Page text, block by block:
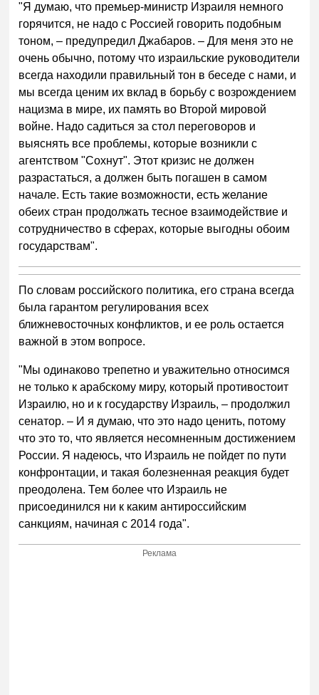
"Я думаю, что премьер-министр Израиля немного
горячится, не надо с Россией говорить подобным
тоном, – предупредил Джабаров. – Для меня это не
очень обычно, потому что израильские руководители
всегда находили правильный тон в беседе с нами, и
мы всегда ценим их вклад в борьбу с возрождением
нацизма в мире, их память во Второй мировой
войне. Надо садиться за стол переговоров и
выяснять все проблемы, которые возникли с
агентством "Сохнут". Этот кризис не должен
разрастаться, а должен быть погашен в самом
начале. Есть такие возможности, есть желание
обеих стран продолжать тесное взаимодействие и
сотрудничество в сферах, которые выгодны обоим
государствам".
По словам российского политика, его страна всегда
была гарантом регулирования всех
ближневосточных конфликтов, и ее роль остается
важной в этом вопросе.
"Мы одинаково трепетно и уважительно относимся
не только к арабскому миру, который противостоит
Израилю, но и к государству Израиль, – продолжил
сенатор. – И я думаю, что это надо ценить, потому
что это то, что является несомненным достижением
России. Я надеюсь, что Израиль не пойдет по пути
конфронтации, и такая болезненная реакция будет
преодолена. Тем более что Израиль не
присоединился ни к каким антироссийским
санкциям, начиная с 2014 года".
Реклама